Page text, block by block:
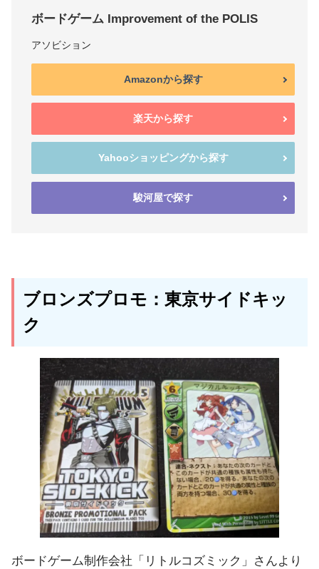
ボードゲーム Improvement of the POLIS
アソビション
Amazonから探す
楽天から探す
Yahooショッピングから探す
駿河屋で探す
ブロンズプロモ：東京サイドキッ
ク
ボードゲーム制作会社「リトルコズミック」さんより